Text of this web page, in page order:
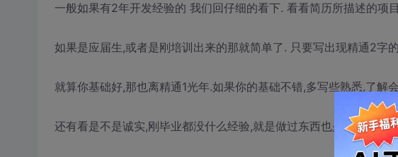
一般如果有2年开发经验的 我们回仔细的看下. 看看简历所描述的项
如果是应届生,或者是刚培训出来的那就简单了. 只要写出现精通2字
就算你基础好,那也离精通1光年.如果你的基础不错,多写些熟悉,了解
还有看是不是诚实,刚毕业都没什么经验,就是做过东西也是实习产品或